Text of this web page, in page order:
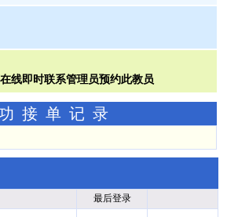
接单记录
最后登录